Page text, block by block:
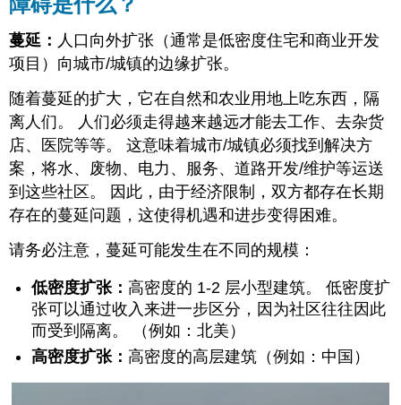
么？
那
么，
可
以
做
些
什
么
来
设
计/
新
向
“可
持
续
城
蔓延： 人口向外扩张（通常是低密度住宅和商业开发
项目）向城市/城镇的边缘扩张。
随着蔓延的扩大，它在自然和农业用地上吃东西，隔
离人们。 人们必须走得越来越远才能去工作、去杂货
店、医院等等。 这意味着城市/城镇必须找到解决方
案，将水、废物、电力、服务、道路开发/维护等运送
到这些社区。 因此，由于经济限制，双方都存在长期
存在的蔓延问题，这使得机遇和进步变得困难。
请务必注意，蔓延可能发生在不同的规模：
低密度扩张：高密度的 1-2 层小型建筑。 低密度扩
张可以通过收入来进一步区分，因为社区往往因此
而受到隔离。 （例如：北美）
高密度扩张：高密度的高层建筑（例如：中国）